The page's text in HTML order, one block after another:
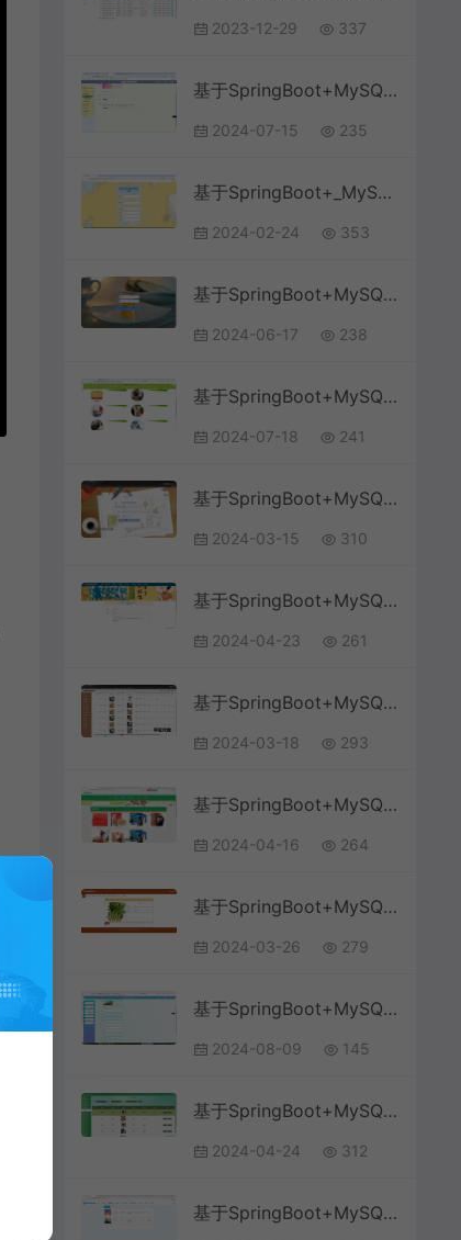
2023-12-29 337
基于SpringBoot+MySQL+Vue.js的校园失物招领系统(附论文)
2024-07-15 235
基于SpringBoot+_MySQL+微信小程序的校园失物招领系统(附论文)
2024-02-24 353
基于SpringBoot+MySQL+Vue.js的商城购物系统(附论文)
2024-06-17 238
基于SpringBoot+MySQL+Vue.js的宠物美容机构CRM(附论文)
2024-07-18 241
基于SpringBoot+MySQL+Vue.js的物流信息管理系统(附论文)
2024-03-15 310
基于SpringBoot+MySQL+Vue.js的在线购物书城系统(附论文)
2024-04-23 261
基于SpringBoot+MySQL+Vue.js的社区流浪动物救助系统(附论文)
2024-03-18 293
基于SpringBoot+MySQL+Vue.js的购物网站系统(附论文)
2024-04-16 264
基于SpringBoot+MySQL+Vue.js的农作物信息服务(附论文)
2024-03-26 279
基于SpringBoot+MySQL+Vue.js的快递业务管理系统
2024-08-09 145
基于SpringBoot+MySQL+Vue.js的应急救援物资管理系统
2024-04-24 312
基于SpringBoot+MySQL+Vue的宠物领养救助系统